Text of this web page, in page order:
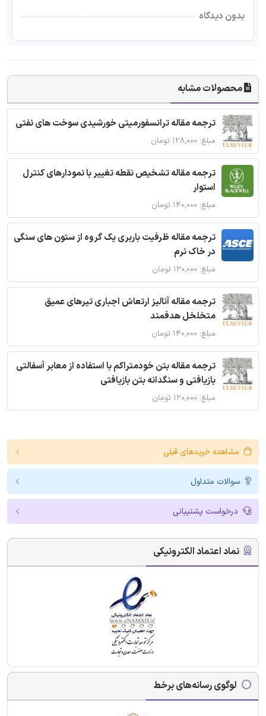
بدون دیدگاه
محصولات مشابه
ترجمه مقاله ترانسفورمیتی خورشیدی سوخت های نفتی
مبلغ: ۱۲۸,۰۰۰ تومان
ترجمه مقاله تشخیص نقطه تغییر با نمودارهای کنترل
استوار
مبلغ: ۱۴۰,۰۰۰ تومان
ترجمه مقاله ظرفیت باربری یک گروه از ستون های سنگی
در خاک نرم
مبلغ: ۱۲۰,۰۰۰ تومان
ترجمه مقاله آنالیز ارتعاش اجباری تیرهای عمیق
متخلخل هدفمند
مبلغ: ۱۴۰,۰۰۰ تومان
ترجمه مقاله بتن خودمتراکم با استفاده از معابر آسفالتی
بازیافتی و سنگدانه بتن بازیافتی
مبلغ: ۱۲۰,۰۰۰ تومان
مشاهده خریدهای قبلی
سوالات متداول
درخواست پشتیبانی
نماد اعتماد الکترونیکی
لوگوی رسانه‌های برخط